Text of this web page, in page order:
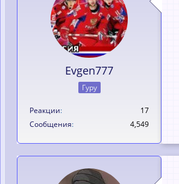
Evgen777
Гуру
Реакции
17
Сообщения
4,549